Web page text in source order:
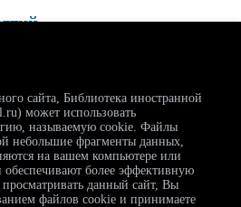
сайта, Библиотека иностранной
может использовать
называемую cookie. Файлы
небольшие фрагменты данных,
на вашем компьютере или
более эффективную
данный сайт, Вы
файлов cookie и принимаете